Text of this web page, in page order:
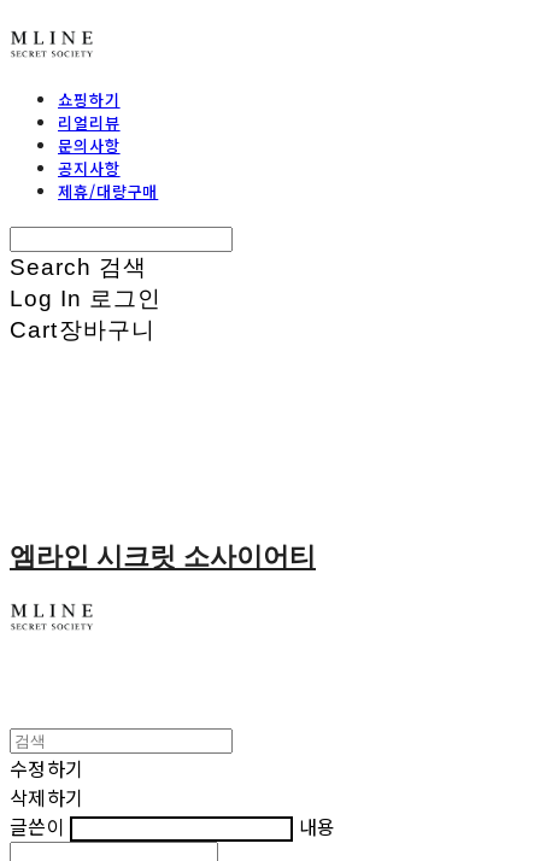
쇼핑하기
리얼리뷰
문의사항
공지사항
제휴/대량구매
Search 검색
Log In 로그인
Cart장바구니
엠라인 시크릿 소사이어티
수정하기
삭제하기
글쓴이
내용